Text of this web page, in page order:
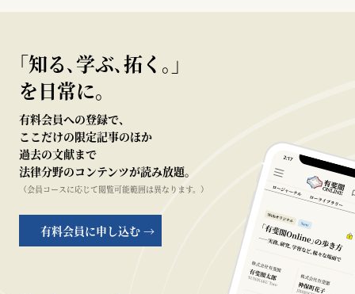
｢知る､学ぶ､拓く｡｣
を日常に。
有料会員への登録で、
ここだけの限定記事のほか
過去の文献まで
法律分野のコンテンツが読み放題。
（会員コースに応じて閲覧可能範囲は異なります。）
有料会員に申し込む →